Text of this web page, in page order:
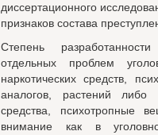
диссертационного
признаков состава
Степень
отдельных проблем
наркотических средств,
аналогов, растений либо
средства, психотропные
внимание как в